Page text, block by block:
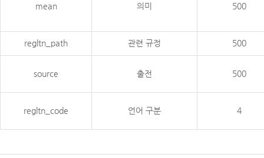
mean 의미 500
regltn_path 관련 규정 500
source 출전 500
regltn_code 언어 구분 4